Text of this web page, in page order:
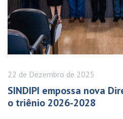
22 de Dezembro de 2025
SINDIPI empossa nova
o triênio 2026-2028